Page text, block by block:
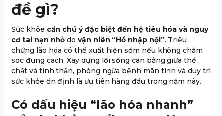
đề gì?
Sức khỏe cần chú ý đặc biệt đến hệ tiêu hóa và nguy
cơ tai nạn nhỏ do vận niên “Hổ nhập nội”. Triệu
chứng lão hóa có thể xuất hiện sớm nếu không chăm
sóc đúng cách. Xây dựng lối sống cân bằng giữa thể
chất và tinh thần, phòng ngừa bệnh mãn tính và duy trì
sức khỏe ổn định là ưu tiên hàng đầu trong năm này.
Có dấu hiệu “lão hóa nhanh”